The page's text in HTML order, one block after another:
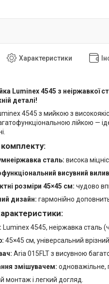
Характеристики
Luminex 4545 з неіржавкої
деталі!
4545 з мийкою з
лійкою —
сталь: висока
висувний
розміри 45×45 см: чудово
дизайн: гармонійно
Luminex 4545, неіржавка сталь
45×45 см, універсальний
Aria 015FLT з висувною
змішувачем: одноважільне,
монтаж і легкий догляд.